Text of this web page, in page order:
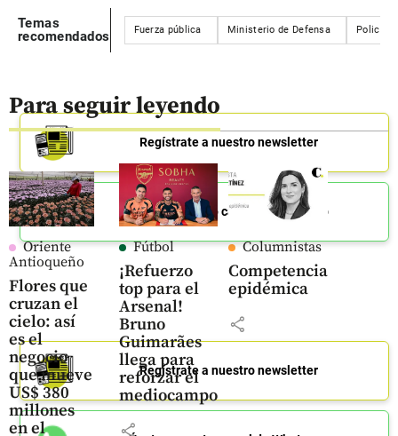
Temas
recomendados
Fuerza pública Ministerio de Defensa Policía
Para seguir leyendo
Oriente
Antioqueño
Flores que
cruzan el
cielo: así
es el
negocio
que mueve
US$ 380
millones
en el
Fútbol
¡Refuerzo
top para el
Arsenal!
Bruno
Guimarães
llega para
reforzar el
mediocampo
share
Columnistas
Competencia
epidémica
share
Regístrate a nuestro newsletter
Únete a nuestro canal de Whatsapp
Regístrate a nuestro newsletter